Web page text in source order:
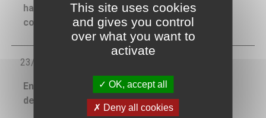
hausse de + 8,1 % à 97,10 € - Fonds propres
consolidés : 740 M€
23/03/2026
Entrée en négociations exclusives de cession
de la participation dans Winncare
This site uses cookies
and gives you control
over what you want to
activate
OK, accept all
Deny all cookies